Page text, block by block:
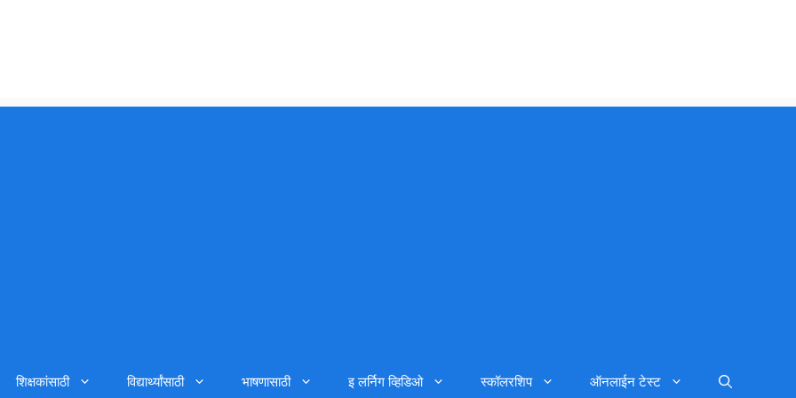
शिक्षकांसाठी विद्यार्थ्यांसाठी भाषणासाठी इ लर्निग व्हिडिओ स्कॉलरशिप ऑनलाईन टेस्ट